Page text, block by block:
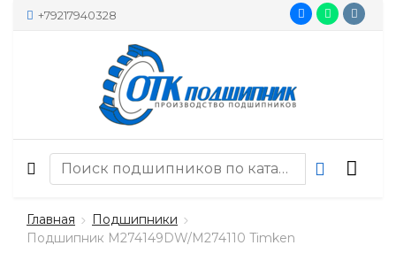
+79217940328
Главная
Подшипники
Подшипник M274149DW/M274110 Timken